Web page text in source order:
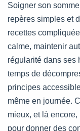
Soigner son
repères simples et
recettes
calme, maintenir
régularité dans ses
temps de
principes
même en journée.
mieux, et là
pour donner des